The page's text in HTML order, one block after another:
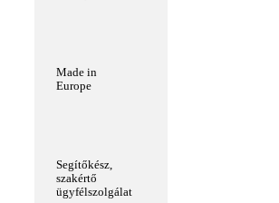
Made in
Europe
Segítőkész,
szakértő
ügyfélszolgálat